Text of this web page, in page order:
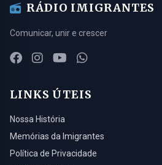
RÁDIO IMIGRANTES
Comunicar, unir e crescer
LINKS ÚTEIS
Nossa História
Memórias da Imigrantes
Política de Privacidade